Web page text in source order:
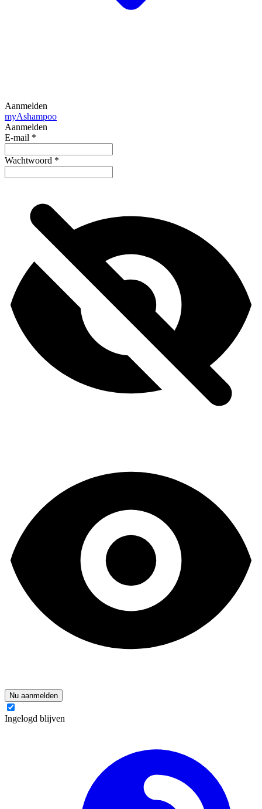
Aanmelden
myAshampoo
Aanmelden
E-mail *
Wachtwoord *
Nu aanmelden
Ingelogd blijven